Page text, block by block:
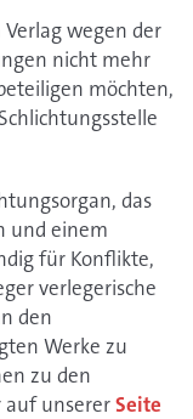
wegen der
nicht mehr
möchten,
das
und einem
für Konflikte,
verlegerische
den
Werke zu
zu den
auf unsererSeite